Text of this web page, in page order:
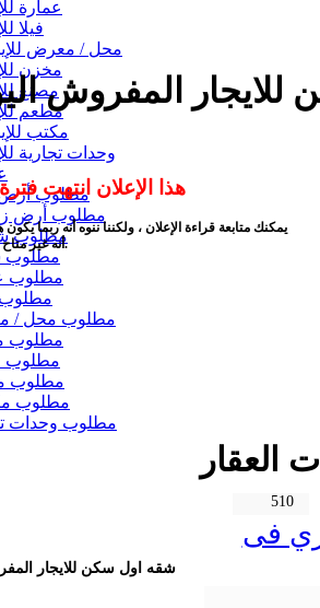
عمارة
فيلا
محل / معرض
مخزن
مصنع
مطعم
مكتب
وحدات تجارية
مطلوب أرض
مطلوب أرض
مطلوب
مطلوب
مطلوب
مطلوب
مطلوب محل /
مطلوب
مطلوب
مطلوب
مطلوب
مطلوب وحدات
هذا الإعلان انتهت
يمكنك متابعة قراءة الإعلان ، ولكننا ننوه أنه ربما
أنه غير متاح الآن وهذا فقط تنبيه من الموقع.
العقار
510
فى
شقه اول سكن للايجار